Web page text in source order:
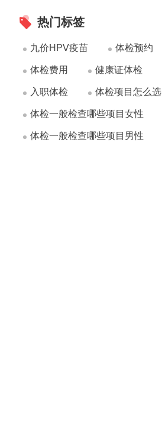
热门标签
九价HPV疫苗 体检预约
体检费用 健康证体检
入职体检 体检项目怎么选
体检一般检查哪些项目女性
体检一般检查哪些项目男性